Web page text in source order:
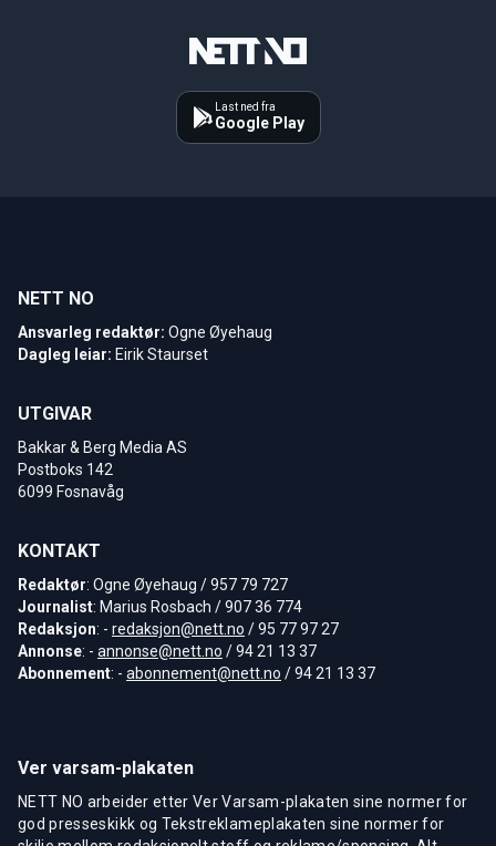
Last ned fra
Google Play
NETT NO
Ansvarleg redaktør: Ogne Øyehaug
Dagleg leiar: Eirik Staurset
UTGIVAR
Bakkar & Berg Media AS
Postboks 142
6099 Fosnavåg
KONTAKT
Redaktør: Ogne Øyehaug / 957 79 727
Journalist: Marius Rosbach / 907 36 774
Redaksjon: - redaksjon@nett.no / 95 77 97 27
Annonse: - annonse@nett.no / 94 21 13 37
Abonnement: - abonnement@nett.no / 94 21 13 37
Ver varsam-plakaten
NETT NO arbeider etter Ver Varsam-plakaten sine normer for
god presseskikk og Tekstreklameplakaten sine normer for